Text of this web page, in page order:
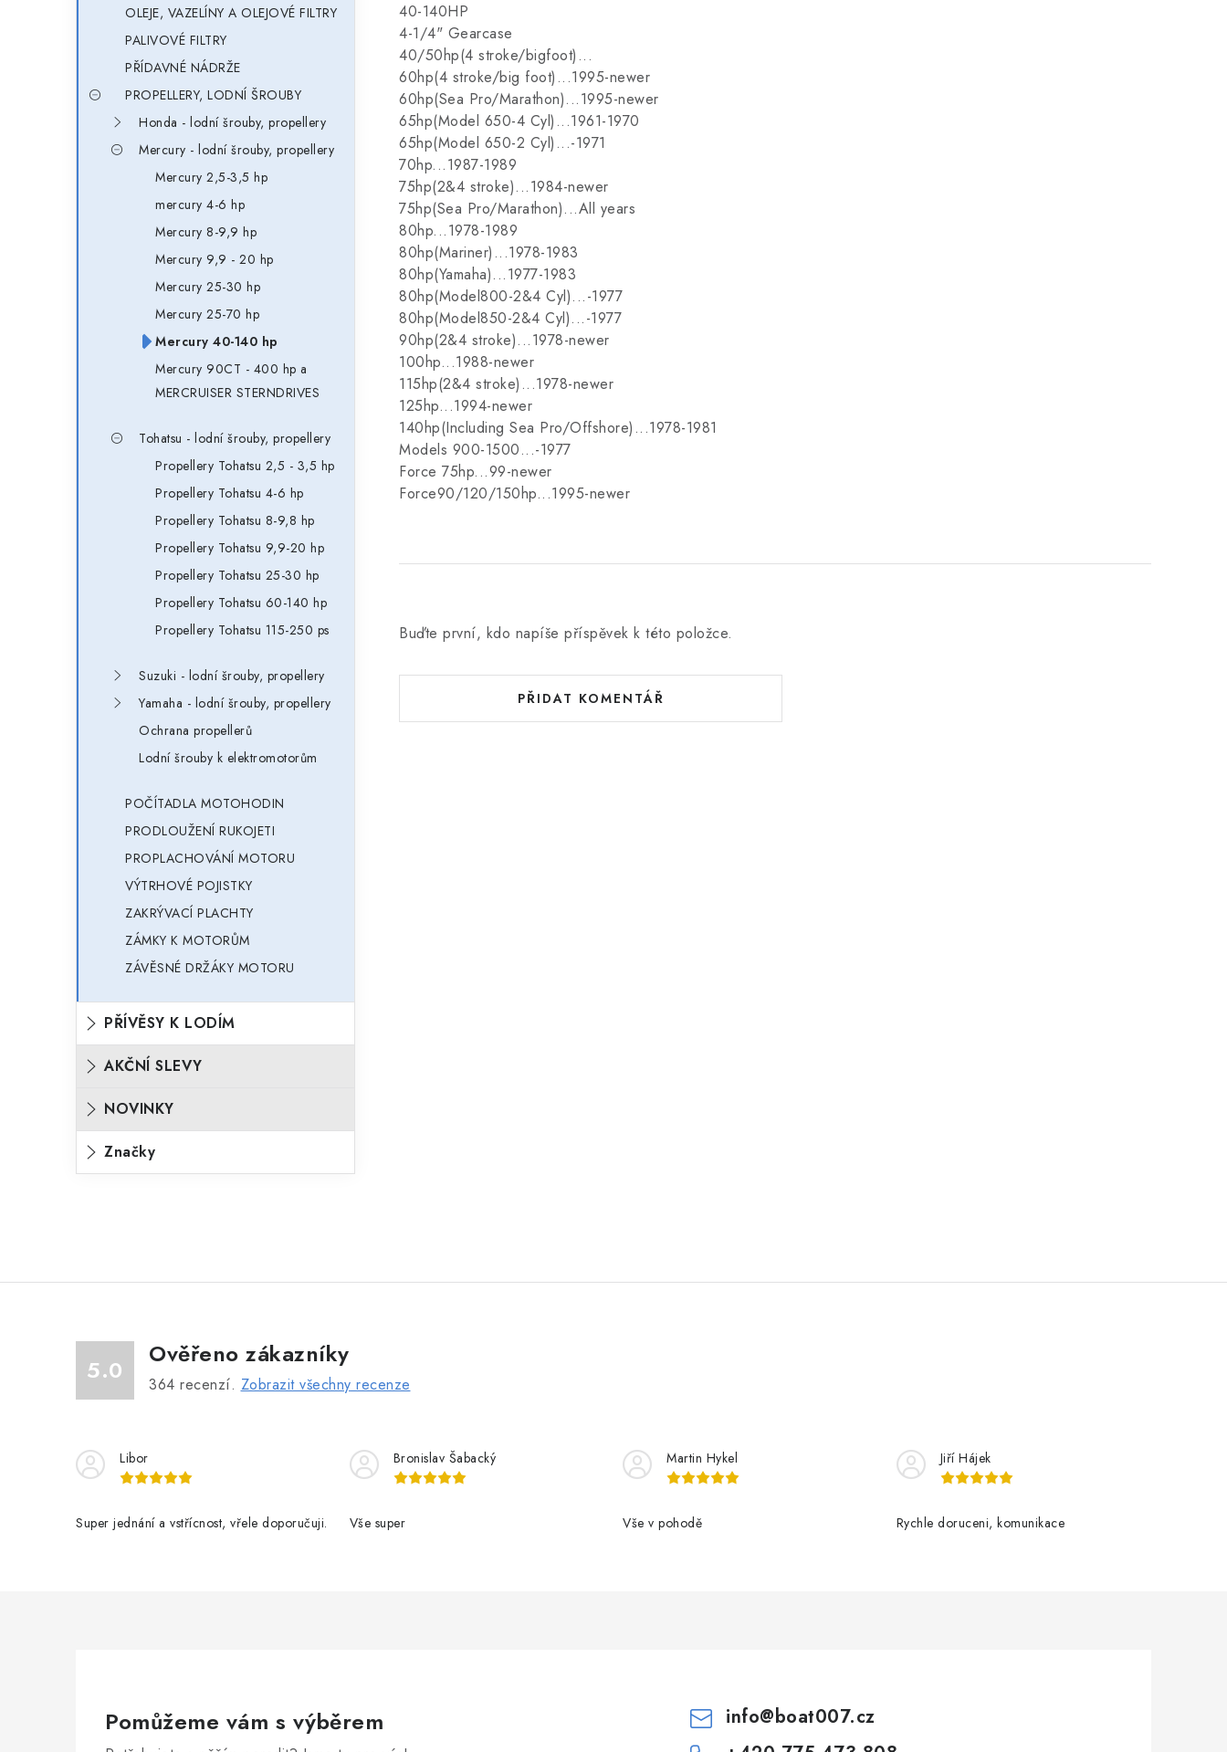
OLEJE, VAZELÍNY A OLEJOVÉ FILTRY
PALIVOVÉ FILTRY
PŘÍDAVNÉ NÁDRŽE
PROPELLERY, LODNÍ ŠROUBY
Honda - lodní šrouby, propellery
Mercury - lodní šrouby, propellery
Mercury 2,5-3,5 hp
mercury 4-6 hp
Mercury 8-9,9 hp
Mercury 9,9 - 20 hp
Mercury 25-30 hp
Mercury 25-70 hp
Mercury 40-140 hp
Mercury 90CT - 400 hp a
MERCRUISER STERNDRIVES
Tohatsu - lodní šrouby, propellery
Propellery Tohatsu 2,5 - 3,5 hp
Propellery Tohatsu 4-6 hp
Propellery Tohatsu 8-9,8 hp
Propellery Tohatsu 9,9-20 hp
Propellery Tohatsu 25-30 hp
Propellery Tohatsu 60-140 hp
Propellery Tohatsu 115-250 ps
Suzuki - lodní šrouby, propellery
Yamaha - lodní šrouby, propellery
Ochrana propellerů
Lodní šrouby k elektromotorům
POČÍTADLA MOTOHODIN
PRODLOUŽENÍ RUKOJETI
PROPLACHOVÁNÍ MOTORU
VÝTRHOVÉ POJISTKY
ZAKRÝVACÍ PLACHTY
ZÁMKY K MOTORŮM
ZÁVĚSNÉ DRŽÁKY MOTORU
PŘÍVĚSY K LODÍM
AKČNÍ SLEVY
NOVINKY
Značky
40-140HP
4-1/4" Gearcase
40/50hp(4 stroke/bigfoot)...
60hp(4 stroke/big foot)...1995-newer
60hp(Sea Pro/Marathon)...1995-newer
65hp(Model 650-4 Cyl)...1961-1970
65hp(Model 650-2 Cyl)...-1971
70hp...1987-1989
75hp(2&4 stroke)...1984-newer
75hp(Sea Pro/Marathon)...All years
80hp...1978-1989
80hp(Mariner)...1978-1983
80hp(Yamaha)...1977-1983
80hp(Model800-2&4 Cyl)...-1977
80hp(Model850-2&4 Cyl)...-1977
90hp(2&4 stroke)...1978-newer
100hp...1988-newer
115hp(2&4 stroke)...1978-newer
125hp...1994-newer
140hp(Including Sea Pro/Offshore)...1978-1981
Models 900-1500...-1977
Force 75hp...99-newer
Force90/120/150hp...1995-newer
Buďte první, kdo napíše příspěvek k této položce.
PŘIDAT KOMENTÁŘ
5.0
Ověřeno zákazníky
364 recenzí. Zobrazit všechny recenze
Libor
Super jednání a vstřícnost, vřele doporučuji.
Bronislav Šabacký
Vše super
Martin Hykel
Vše v pohodě
Jiří Hájek
Rychle doruceni, komunikace
Pomůžeme vám s výběrem info@boat007.cz